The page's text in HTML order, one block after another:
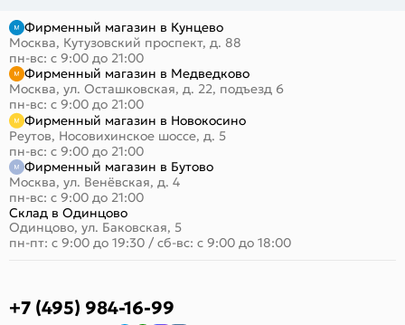
Фирменный магазин в Кунцево
Москва, Кутузовский проспект, д. 88
пн-вс: с 9:00 до 21:00
Фирменный магазин в Медведково
Москва, ул. Осташковская, д. 22, подъезд 6
пн-вс: с 9:00 до 21:00
Фирменный магазин в Новокосино
Реутов, Носовихинское шоссе, д. 5
пн-вс: с 9:00 до 21:00
Фирменный магазин в Бутово
Москва, ул. Венёвская, д. 4
пн-вс: с 9:00 до 21:00
Склад в Одинцово
Одинцово, ул. Баковская, 5
пн-пт: с 9:00 до 19:30 / сб-вс: с 9:00 до 18:00
+7 (495) 984-16-99